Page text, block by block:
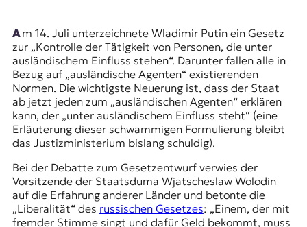
i
e
n
k
o
m
p
e
t
e
n
z
z
u
Am 14. Juli unterzeichnete Wladimir Putin ein Gesetz
zur „Kontrolle der Tätigkeit von Personen, die unter
ausländischem Einfluss stehen“. Darunter fallen alle in
Bezug auf „ausländische Agenten“ existierenden
Normen. Die wichtigste Neuerung ist, dass der Staat
ab jetzt jeden zum „ausländischen Agenten“ erklären
kann, der „unter ausländischem Einfluss steht“ (eine
Erläuterung dieser schwammigen Formulierung bleibt
das Justizministerium bislang schuldig).
Bei der Debatte zum Gesetzentwurf verwies der
Vorsitzende der Staatsduma Wjatscheslaw Wolodin
auf die Erfahrung anderer Länder und betonte die
„Liberalität“ des russischen Gesetzes: „Einem, der mit
fremder Stimme singt und dafür Geld bekommt, muss